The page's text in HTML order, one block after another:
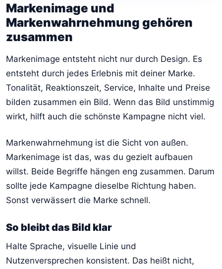
Markenimage und
Markenwahrnehmung gehören
zusammen
Markenimage entsteht nicht nur durch Design. Es
entsteht durch jedes Erlebnis mit deiner Marke.
Tonalität, Reaktionszeit, Service, Inhalte und Preise
bilden zusammen ein Bild. Wenn das Bild unstimmig
wirkt, hilft auch die schönste Kampagne nicht viel.
Markenwahrnehmung ist die Sicht von außen.
Markenimage ist das, was du gezielt aufbauen
willst. Beide Begriffe hängen eng zusammen. Darum
sollte jede Kampagne dieselbe Richtung haben.
Sonst verwässert die Marke schnell.
So bleibt das Bild klar
Halte Sprache, visuelle Linie und
Nutzenversprechen konsistent. Das heißt nicht,